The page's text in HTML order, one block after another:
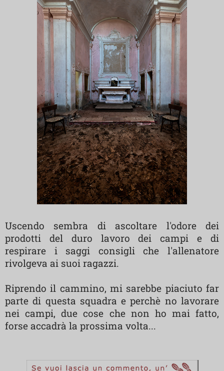
Uscendo sembra di ascoltare l'odore dei
prodotti del duro lavoro dei campi e di
respirare i saggi consigli che l'allenatore
rivolgeva ai suoi ragazzi.
Riprendo il cammino, mi sarebbe piaciuto far
parte di questa squadra e perchè no lavorare
nei campi, due cose che non ho mai fatto,
forse accadrà la prossima volta...